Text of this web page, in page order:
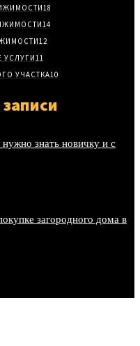
18
14
12
УСЛУГИ11
УЧАСТКА10
знать новичку и с
загородного дома в